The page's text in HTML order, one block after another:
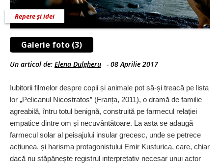
Galerie foto (3)
Repere și idei
Un articol de: Elena Dulgheru - 08 Aprilie 2017
Iubitorii filmelor despre copii și animale pot să-și treacă pe lista
lor „Pelicanul Nicostratos” (Franța, 2011), o dramă de familie
agreabilă, întru totul benignă, construită pe farmecul relației
empatice dintre om și necuvântătoare. La asta se adaugă
farmecul solar al peisajului insular grecesc, unde se petrece
acțiunea, și harisma protagonistului Emir Kusturica, care, chiar
dacă nu stăpânește registrul interpretativ necesar unui actor